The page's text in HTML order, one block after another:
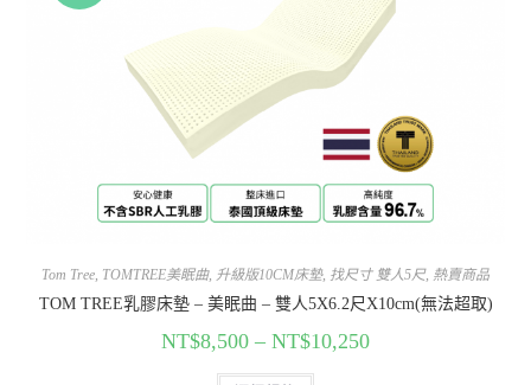
Tom Tree TOMTREE美眠曲, 升級版10CM床墊, 找尺寸 雙人5尺, 熱賣商品
TOM TREE乳膠床墊 – 美眠曲 – 雙人5X6.2尺X10cm(無法超取)
NT$8,500 – NT$10,250